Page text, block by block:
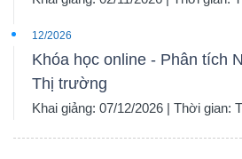
12/2026
Khóa học online - Phân tích
Thị trường
Khai giảng: 07/12/2026 | Thời gian: